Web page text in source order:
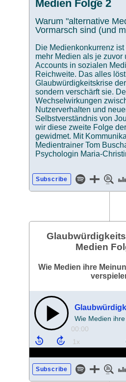
Medien Folge 2
Warum "alternative
Vormarsch sind (und
Die Medienkonkurrenz
mehr Medien als je zuvor
Accounts in sozialen
Reichweite. Das alles
Glaubwürdigkeitskrise
sondern verschärft sie.
Wechselwirkungen
Nutzerverhalten und
Selbstverständnis von
wir diese zweite Folge
gewidmet. Mit
Medientrainer Tom
Psychologin Maria-
Subscribe
Medien
Wie Medien ihre
00:00
Subscribe